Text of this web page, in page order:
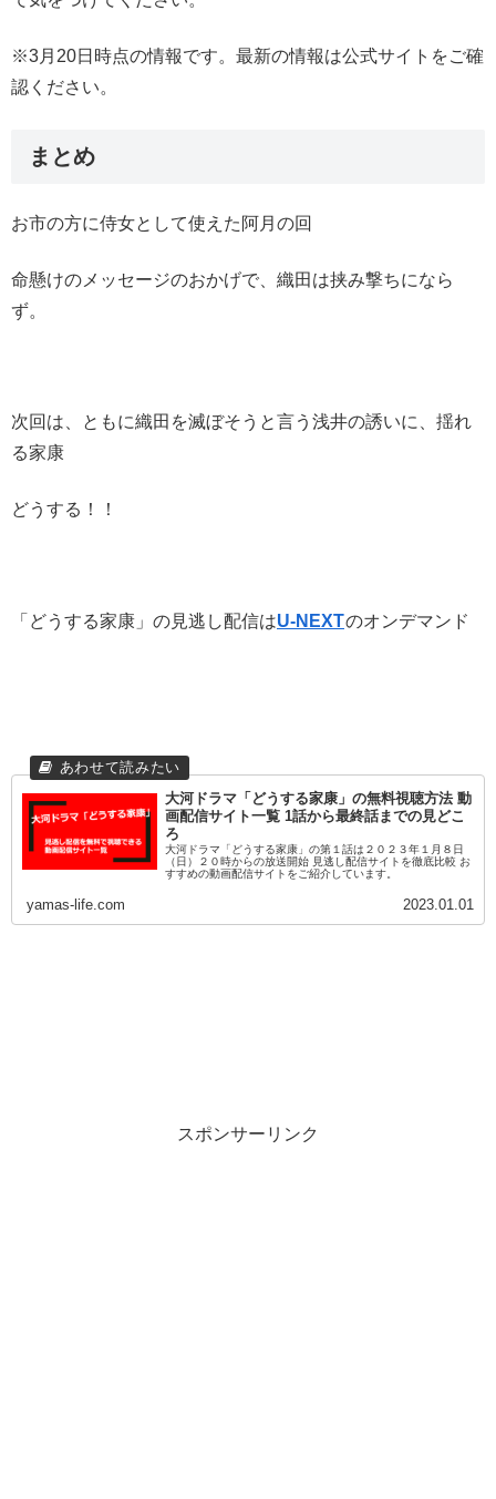
※3月20日時点の情報です。最新の情報は公式サイトをご確
認ください。
まとめ
お市の方に侍女として使えた阿月の回
命懸けのメッセージのおかげで、織田は挟み撃ちになら
ず。
次回は、ともに織田を滅ぼそうと言う浅井の誘いに、揺れ
る家康
どうする！！
「どうする家康」の見逃し配信はU-NEXTのオンデマンド
大河ドラマ「どうする家康」の無料視聴方法 動
画配信サイト一覧 1話から最終話までの見どこ
ろ
大河ドラマ「どうする家康」の第１話は２０２３年１月８日
（日）２０時からの放送開始 見逃し配信サイトを徹底比較 お
すすめの動画配信サイトをご紹介しています。
yamas-life.com 2023.01.01
スポンサーリンク